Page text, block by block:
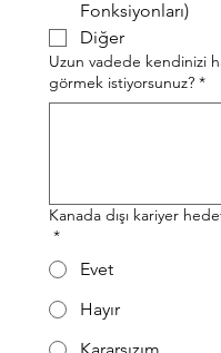
Fonksiyonları)
Diğer
Uzun vadede kendinizi
görmek istiyorsunuz? *
Kanada dışı kariyer
*
Evet
Hayır